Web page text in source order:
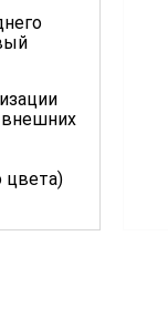
внешних
цвета)